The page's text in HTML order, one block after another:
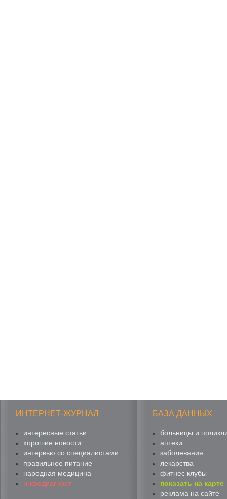
ИНТЕРНЕТ-ЖУРНАЛ
интересные статьи
хорошие новости
интервью со специалистами
правильное питание
народная медицина
инфодиагност
БАЗА ДАННЫХ
больницы и
аптеки
заболевания
лекарства
фитнес клубы
показать на карте
реклама на сайте